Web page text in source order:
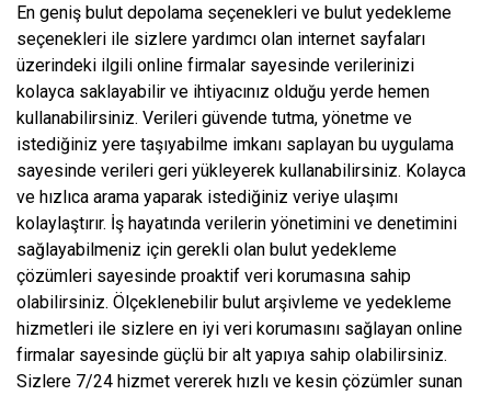
En geniş bulut depolama seçenekleri ve bulut yedekleme
seçenekleri ile sizlere yardımcı olan internet sayfaları
üzerindeki ilgili online firmalar sayesinde verilerinizi
kolayca saklayabilir ve ihtiyacınız olduğu yerde hemen
kullanabilirsiniz. Verileri güvende tutma, yönetme ve
istediğiniz yere taşıyabilme imkanı saplayan bu uygulama
sayesinde verileri geri yükleyerek kullanabilirsiniz. Kolayca
ve hızlıca arama yaparak istediğiniz veriye ulaşımı
kolaylaştırır. İş hayatında verilerin yönetimini ve denetimini
sağlayabilmeniz için gerekli olan bulut yedekleme
çözümleri sayesinde proaktif veri korumasına sahip
olabilirsiniz. Ölçeklenebilir bulut arşivleme ve yedekleme
hizmetleri ile sizlere en iyi veri korumasını sağlayan online
firmalar sayesinde güçlü bir alt yapıya sahip olabilirsiniz.
Sizlere 7/24 hizmet vererek hızlı ve kesin çözümler sunan